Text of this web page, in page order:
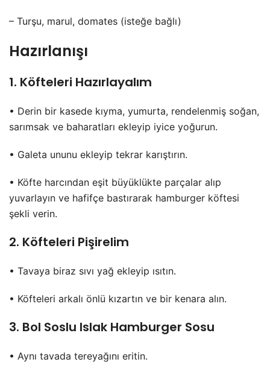
– Turşu, marul, domates (isteğe bağlı)
Hazırlanışı
1. Köfteleri Hazırlayalım
• Derin bir kasede kıyma, yumurta, rendelenmiş soğan,
sarımsak ve baharatları ekleyip iyice yoğurun.
• Galeta ununu ekleyip tekrar karıştırın.
• Köfte harcından eşit büyüklükte parçalar alıp
yuvarlayın ve hafifçe bastırarak hamburger köftesi
şekli verin.
2. Köfteleri Pişirelim
• Tavaya biraz sıvı yağ ekleyip ısıtın.
• Köfteleri arkalı önlü kızartın ve bir kenara alın.
3. Bol Soslu Islak Hamburger Sosu
• Aynı tavada tereyağını eritin.